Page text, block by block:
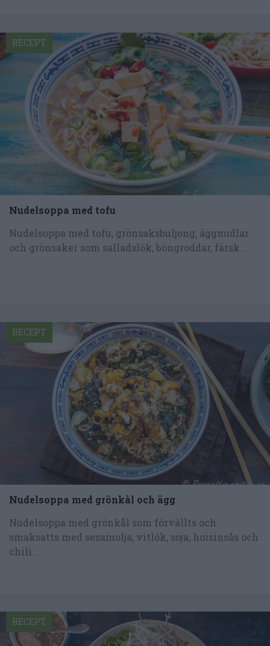
Nudelsoppa med tofu
Nudelsoppa med tofu, grönsaksbuljong, äggnudlar
och grönsaker som salladslök, böngroddar, färsk...
RECEPT
Nudelsoppa med grönkål och ägg
Nudelsoppa med grönkål som förvällts och
smaksatts med sesamolja, vitlök, soja, hoisinsås och
chili...
RECEPT
RECEPT